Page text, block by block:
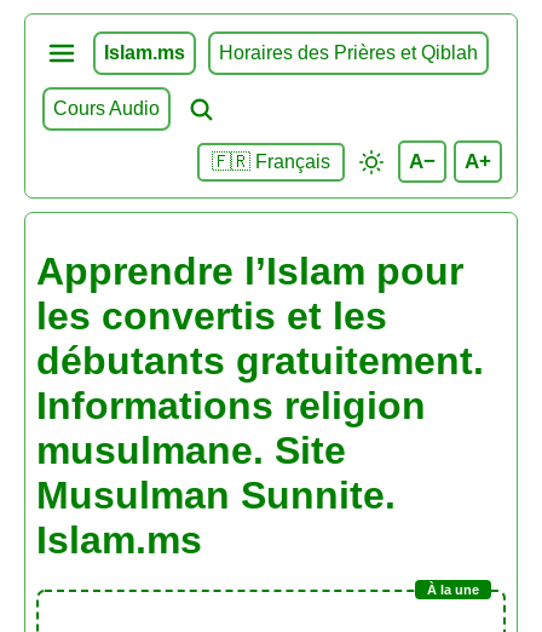
Islam.ms Horaires des Prières et Qiblah
Cours Audio
🇫🇷 Français A− A+
Apprendre l’Islam pour
les convertis et les
débutants gratuitement.
Informations religion
musulmane. Site
Musulman Sunnite.
Islam.ms